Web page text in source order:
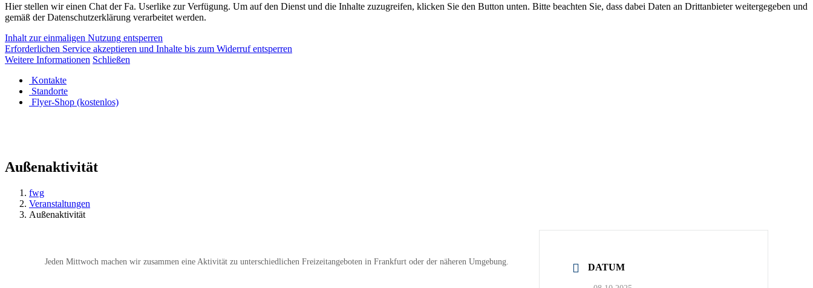
Hier stellen wir einen Chat der Fa. Userlike zur Verfügung. Um auf den Dienst und die Inhalte zuzugreifen, klicken Sie den Button unten. Bitte beachten Sie, dass dabei Daten an Drittanbieter weitergegeben und
gemäß der Datenschutzerklärung verarbeitet werden.
Inhalt zur einmaligen Nutzung entsperren
Erforderlichen Service akzeptieren und Inhalte bis zum Widerruf entsperren
Weitere Informationen Schließen
Kontakte
Standorte
Flyer-Shop (kostenlos)
Außenaktivität
fwg
Veranstaltungen
Außenaktivität
Jeden Mittwoch machen wir zusammen eine Aktivität zu unterschiedlichen Freizeitangeboten in Frankfurt oder der näheren Umgebung.
DATUM